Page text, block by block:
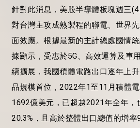
針對此消息，美股半導體板塊週三(4
對台灣主攻成熟製程的聯電、世界
面效應。根據最新的主計總處國情
據顯示，受惠於5G、高效運算及車
續擴展，我國積體電路出口逐年上
品規模首位，2022年1至11月積體
1692億美元，已超越2021年全年，
20.3%，且高於整體出口總值的增率